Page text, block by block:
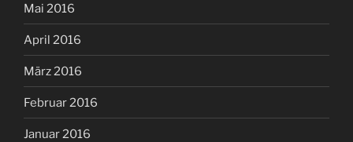
Mai 2016
April 2016
März 2016
Februar 2016
Januar 2016